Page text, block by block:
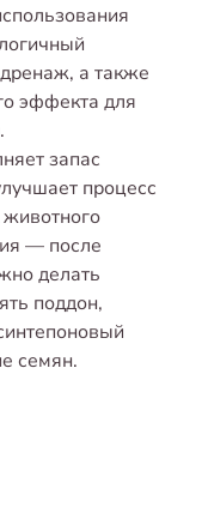
а также
эффекта для
запас
процесс
— после
делать
поддон,
семян.